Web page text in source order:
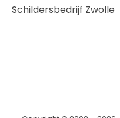
Schildersbedrijf Zwolle